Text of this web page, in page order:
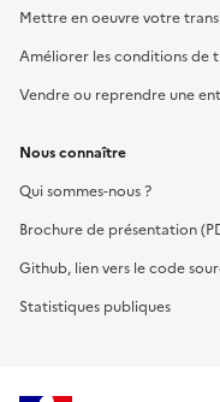
Mettre en oeuvre votre
Améliorer les conditions de
Vendre ou reprendre une
Nous connaître
Qui sommes-nous ?
Brochure de présentation
Github, lien vers le code
Statistiques publiques